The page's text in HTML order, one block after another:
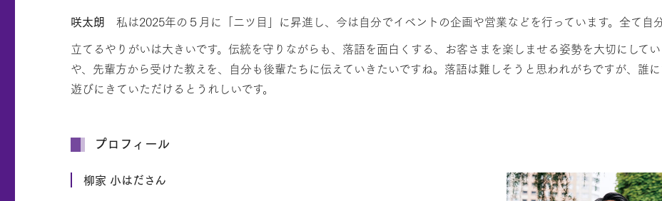
咲太朗 私は2025年の５月に「二ツ目」に昇進し、今は自分でイベントの企画や営業などを行っています。全て自
立てるやりがいは大きいです。伝統を守りながらも、落語を面白くする、お客さまを楽しませる姿勢を大切にして
や、先輩方から受けた教えを、自分も後輩たちに伝えていきたいですね。落語は難しそうと思われがちですが、誰
遊びにきていただけるとうれしいです。
プロフィール
柳家 小はださん